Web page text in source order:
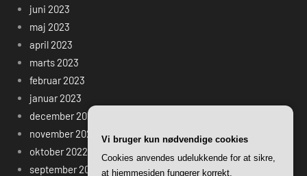
juni 2023
maj 2023
april 2023
marts 2023
februar 2023
januar 2023
december 2022
november 2022
oktober 2022
september 2022
Vi bruger kun nødvendige cookies
Cookies anvendes udelukkende for at sikre,
at hjemmesiden fungerer korrekt.